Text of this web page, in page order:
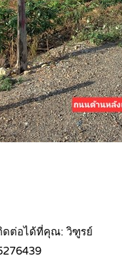
ดต่อได้ที่คุณ: วิฑูรย์